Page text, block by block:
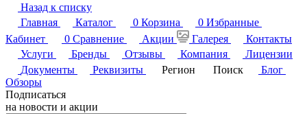
Назад к списку
Главная
Каталог 0 Корзина 0 Избранные
Кабинет
0 Сравнение Акции Галерея
Контакты
Услуги
Бренды Отзывы Компания
Лицензии
Документы
Реквизиты Регион Поиск
Блог
Обзоры
Подписаться
на новости и акции